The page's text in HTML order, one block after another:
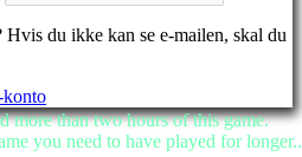
du ikke kan se e-mailen, skal du
more than two hours of this game.
you need to have played for